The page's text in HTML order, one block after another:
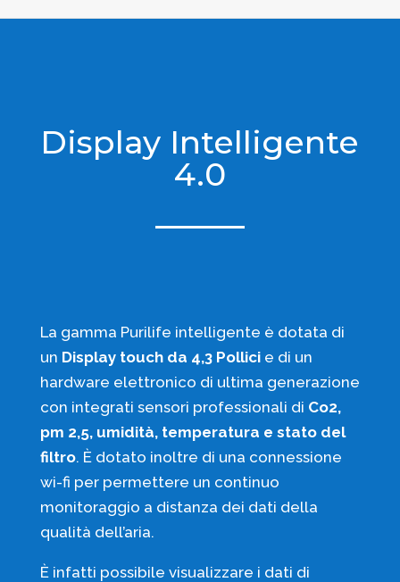
Display Intelligente
4.0
La gamma Purilife intelligente è dotata di
un Display touch da 4,3 Pollicie di un
hardware elettronico di ultima generazione
con integrati sensori professionali di Co2,
pm 2,5, umidità, temperatura e stato del
filtro. È dotato inoltre di una connessione
wi-fi per permettere un continuo
monitoraggio a distanza dei dati della
qualità dell’aria.
È infatti possibile visualizzare i dati di